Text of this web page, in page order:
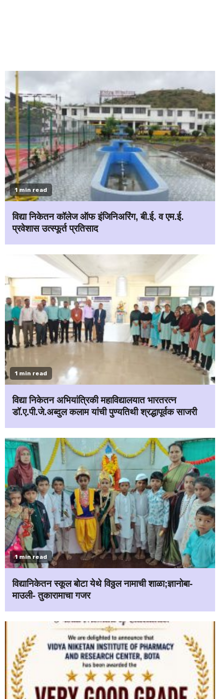
1 min read
विद्या निकेतन कॉलेज ऑफ इंजिनिअरिंग, बी.ई. व एम.ई.
प्रवेशास उत्स्फूर्त प्रतिसाद
1 min read
विद्या निकेतन अभियांत्रिकी महाविद्यालयात भारतरत्न
डॉ.ए.पी.जे.अब्दुल कलाम यांची पुण्यतिथी श्रद्धापूर्वक साजरी
1 min read
विद्यानिकेतन स्कूल बोटा येथे विठ्ठल नामाची शाळा;ज्ञानोबा-
माउली- तुकारामाचा गजर